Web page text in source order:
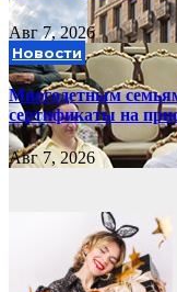
Авг 7, 2026
Новости
Многодетным
сертификаты на
Авг 7, 2026